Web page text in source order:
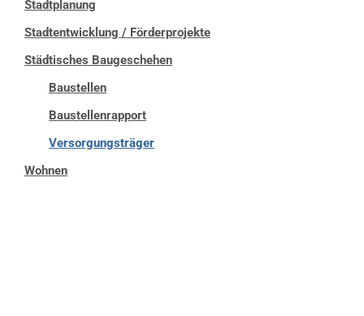
Stadtplanung
Stadtentwicklung / Förderprojekte
Städtisches Baugeschehen
Baustellen
Baustellenrapport
Versorgungsträger
Wohnen